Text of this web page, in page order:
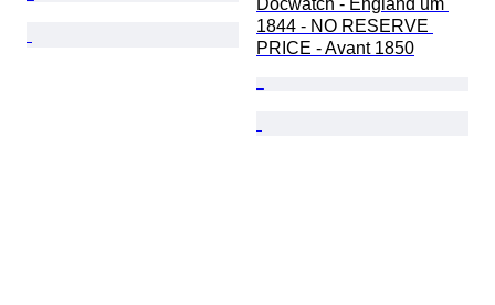
Docwatch - England um
1844 - NO RESERVE
PRICE - Avant 1850